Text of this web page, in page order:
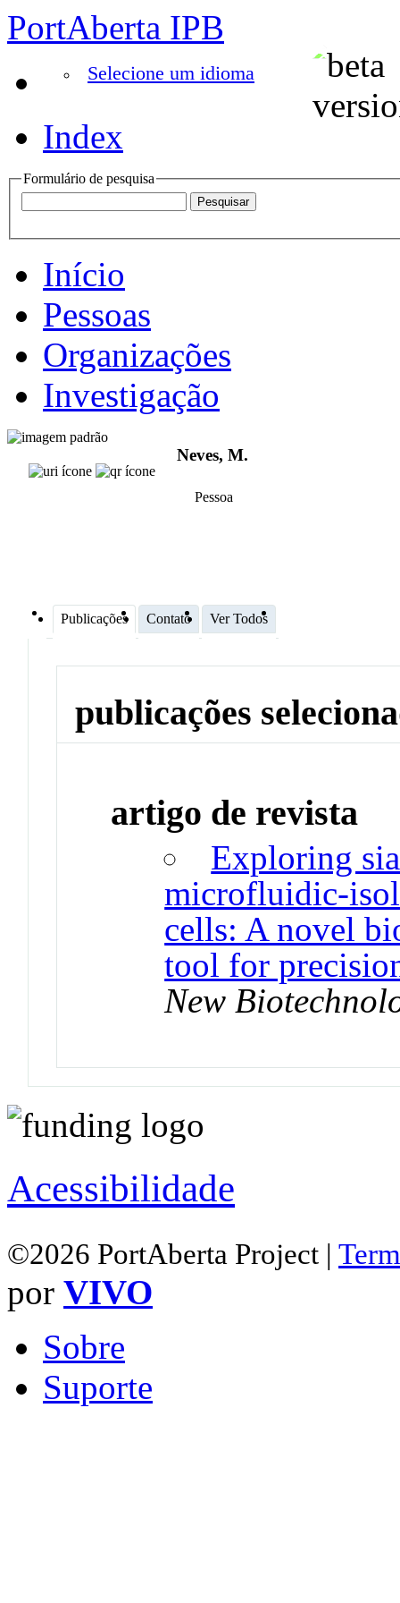
PortAberta IPB
Selecione um idioma
Index
Formulário de pesquisa
Início
Pessoas
Organizações
Investigação
Neves, M.
Pessoa
Publicações Contato Ver Todos
publicações
artigo de revista
Exploring
microfluidic-
cells: A novel
tool for
New
Acessibilidade
©2026 PortAberta Project |
por VIVO
Sobre
Suporte